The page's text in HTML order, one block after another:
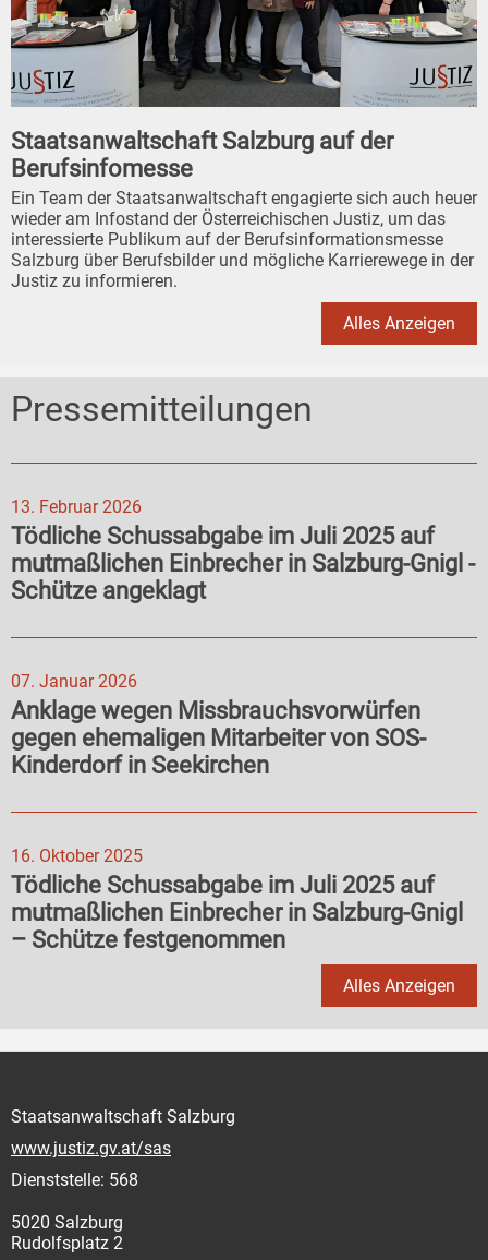
Staatsanwaltschaft Salzburg auf der
Berufsinfomesse
Ein Team der Staatsanwaltschaft engagierte sich auch heuer
wieder am Infostand der Österreichischen Justiz, um das
interessierte Publikum auf der Berufsinformationsmesse
Salzburg über Berufsbilder und mögliche Karrierewege in der
Justiz zu informieren.
Alles Anzeigen
Pressemitteilungen
13. Februar 2026
Tödliche Schussabgabe im Juli 2025 auf
mutmaßlichen Einbrecher in Salzburg-Gnigl -
Schütze angeklagt
07. Januar 2026
Anklage wegen Missbrauchsvorwürfen
gegen ehemaligen Mitarbeiter von SOS-
Kinderdorf in Seekirchen
16. Oktober 2025
Tödliche Schussabgabe im Juli 2025 auf
mutmaßlichen Einbrecher in Salzburg-Gnigl
– Schütze festgenommen
Alles Anzeigen
Staatsanwaltschaft Salzburg
www.justiz.gv.at/sas
Dienststelle: 568
5020 Salzburg
Rudolfsplatz 2